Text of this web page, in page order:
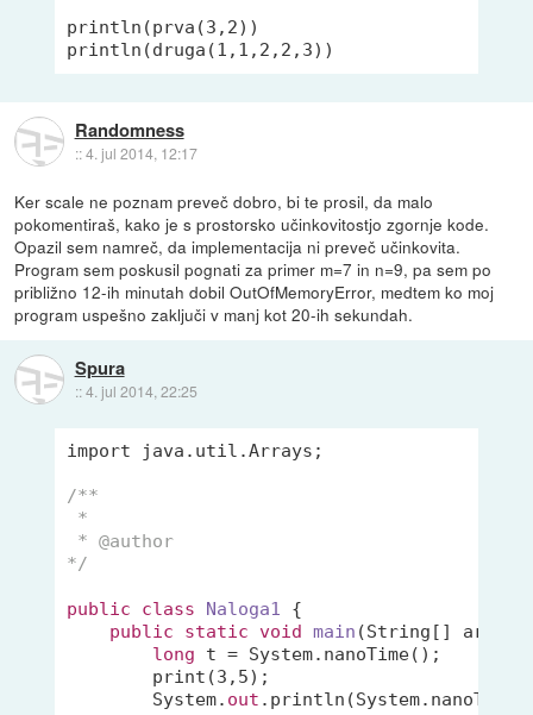
println(prva(3 , 2))
println(druga(1 , 1 , 2 , 2 , 3))
Randomness
::4. jul 2014, 12:17
Ker scale ne poznam preveč dobro, bi te prosil, da malo
pokomentiraš, kako je s prostorsko učinkovitostjo zgornje kode.
Opazil sem namreč, da implementacija ni preveč učinkovita.
Program sem poskusil pognati za primer m=7 in n=9, pa sem po
približno 12-ih minutah dobil OutOfMemoryError, medtem ko moj
program uspešno zaključi v manj kot 20-ih sekundah.
Spura
::4. jul 2014, 22:25
import java.util.Arrays;
/**
*
* @author
*/
public class Naloga1
{
public
static void main (String[] args
long t = System.nanoTime();
        print(
3 , 5);
        System.
out